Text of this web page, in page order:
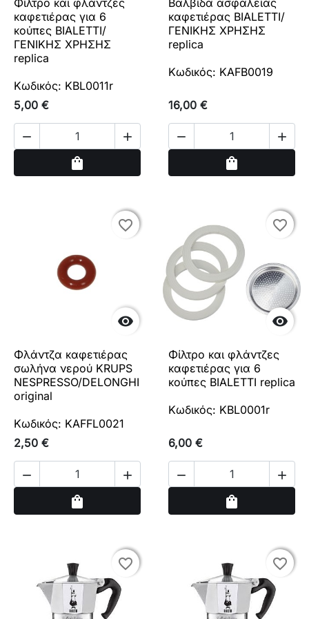
καφετιέρας για 6
κούπες BIALETTI/
ΓΕΝΙΚΗΣ ΧΡΗΣΗΣ
replica
Κωδικός: KBL0011r
5,00 €
 
shopping_bag
καφετιέρας BIALETTI/
ΓΕΝΙΚΗΣ ΧΡΗΣΗΣ
replica
Κωδικός: KAFB0019
16,00 €
 
shopping_bag

favorite_border
favorite_border
Φλάντζα καφετιέρας
σωλήνα νερού KRUPS
NESPRESSO/DELONGHI
original
Κωδικός: KAFFL0021
2,50 €
 
shopping_bag

favorite_border
favorite_border
Φίλτρο και φλάντζες
καφετιέρας για 6
κούπες BIALETTI replica
Κωδικός: KBL0001r
6,00 €
 
shopping_bag
favorite_border
favorite_border favorite_border
favorite_border